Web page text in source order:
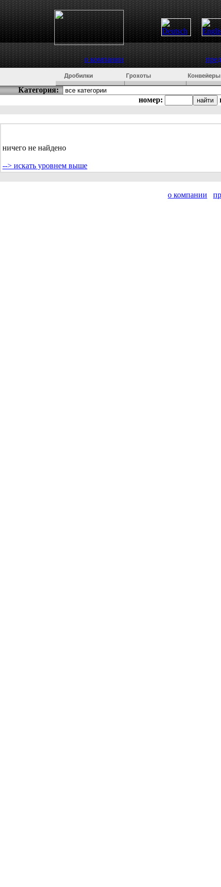
о компании
Категория:
номер:
ничего не найдено
--> искать уровнем выше
о компании